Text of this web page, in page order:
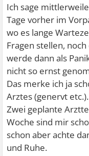
Ich sage
Tage vorher im
wo es lange
Fragen stellen,
werde dann als
nicht so ernst
Das merke ich ja
Arztes (genervt
Zwei geplante
Woche sind mir
schon aber achte
und Ruhe.